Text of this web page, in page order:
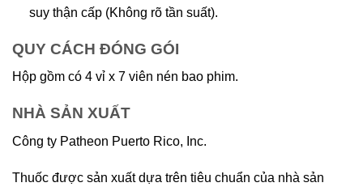
suy thận cấp (Không rõ tần suất).
QUY CÁCH ĐÓNG GÓI
Hộp gồm có 4 vỉ x 7 viên nén bao phim.
NHÀ SẢN XUẤT
Công ty Patheon Puerto Rico, Inc.
Thuốc được sản xuất dựa trên tiêu chuẩn của nhà sản